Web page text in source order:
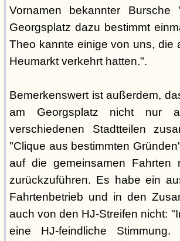
Vornamen bekannter
Georgsplatz dazu bestimmt
Theo kannte einige von uns, die
Heumarkt verkehrt hatten.".
Bemerkenswert ist außerdem,
am Georgsplatz nicht nur
verschiedenen Stadtteilen
"Clique aus bestimmten
auf die gemeinsamen Fahrten
zurückzuführen. Es habe ein
Fahrtenbetrieb und in den
auch von den HJ-Streifen nicht:
eine HJ-feindliche